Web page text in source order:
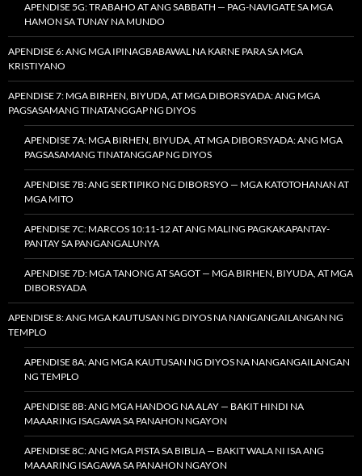
APENDISE 5G: TRABAHO AT ANG SABBATH — PAG-NAVIGATE SA MGA
HAMON SA TUNAY NA MUNDO
APENDISE 6: ANG MGA IPINAGBABAWAL NA KARNE PARA SA MGA
KRISTIYANO
APENDISE 7: MGA BIRHEN, BIYUDA, AT MGA DIBORSYADA: ANG MGA
PAGSASAMANG TINATANGGAP NG DIYOS
APENDISE 7A: MGA BIRHEN, BIYUDA, AT MGA DIBORSYADA: ANG MGA
PAGSASAMANG TINATANGGAP NG DIYOS
APENDISE 7B: ANG SERTIPIKO NG DIBORSYO — MGA KATOTOHANAN AT
MGA MITO
APENDISE 7C: MARCOS 10:11-12 AT ANG MALING PAGKAKAPANTAY-
PANTAY SA PANGANGALUNYA
APENDISE 7D: MGA TANONG AT SAGOT — MGA BIRHEN, BIYUDA, AT MGA
DIBORSYADA
APENDISE 8: ANG MGA KAUTUSAN NG DIYOS NA NANGANGAILANGAN NG
TEMPLO
APENDISE 8A: ANG MGA KAUTUSAN NG DIYOS NA NANGANGAILANGAN
NG TEMPLO
APENDISE 8B: ANG MGA HANDOG NA ALAY — BAKIT HINDI NA
MAAARING ISAGAWA SA PANAHON NGAYON
APENDISE 8C: ANG MGA PISTA SA BIBLIA — BAKIT WALA NI ISA ANG
MAAARING ISAGAWA SA PANAHON NGAYON